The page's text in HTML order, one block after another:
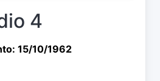
4
15/10/1962